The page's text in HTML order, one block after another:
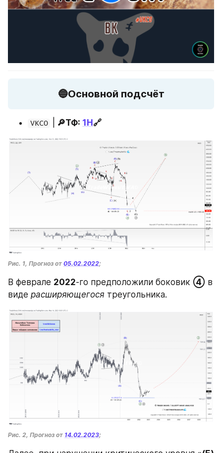
🔵Основной подсчёт
VKCO 🔎ТФ: 1Н 🔗
Рис. 1, Прогноз от 05.02.2022;
В феврале 2022-го предположили боковик ④ в
виде расширяющегося треугольника.
Рис. 2, Прогноз от 14.02.2023;